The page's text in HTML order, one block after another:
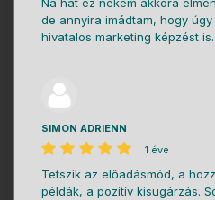
de annyira imádtam, hogy
hivatalos marketing képzést
SIMON ADRIENN
1 éve
Tetszik az előadásmód, a
példák, a pozitív kisugárzás.